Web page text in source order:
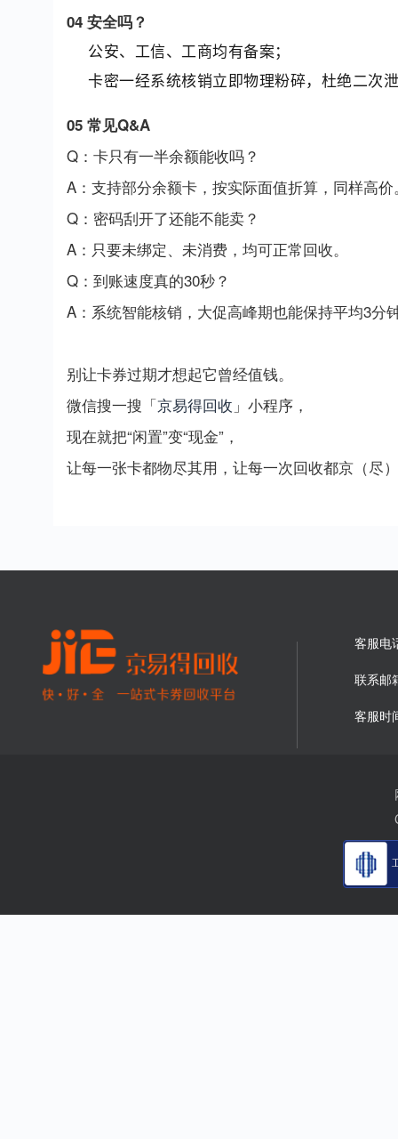
04 安全吗？
公安、工信、工商均有备案；
卡密一经系统核销立即物理粉碎，杜绝二次
05 常见Q&A
Q：卡只有一半余额能收吗？
A：支持部分余额卡，按实际面值折算，同样高价
Q：密码刮开了还能不能卖？
A：只要未绑定、未消费，均可正常回收。
Q：到账速度真的30秒？
A：系统智能核销，大促高峰期也能保持平均3分
别让卡券过期才想起它曾经值钱。
微信搜一搜「京易得回收 」小程序，
现在就把“闲置”变“现金”，
让每一张卡都物尽其用，让每一次回收都京（尽
客服电
联系邮
客服时